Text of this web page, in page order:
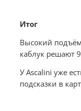
Итог
Высокий
каблук решают
У Ascalini уже
подсказки в